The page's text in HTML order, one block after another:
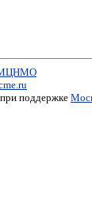
поддержке